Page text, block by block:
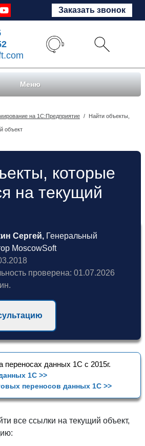
Заказать звонок
Меню
на 1С:Предприятие / Найти объекты,
объект
которые
на текущий
Сергей, Генеральный
MoscowSoft
проверена: 01.07.2026
переносах данных 1С с 2015г.
1С >>
переносов данных 1С >>
все ссылки на текущий объект,